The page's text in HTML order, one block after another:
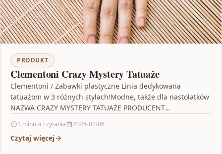
PRODUKT
Clementoni Crazy Mystery Tatuaże
Clementoni / Zabawki plastyczne Linia dedykowana
tatuażom w 3 różnych stylach!Modne, także dla nastolatków
NAZWA CRAZY MYSTERY TATUAŻE PRODUCENT
1 minuta czytania 2024-02-06
Czytaj więcej